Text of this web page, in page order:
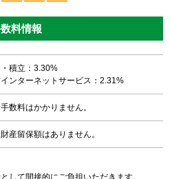
料情報
積立：3.30%
ンターネットサービス：2.31%
数料はかかりません。
産留保額はありません。
して間接的にご負担いただきます。